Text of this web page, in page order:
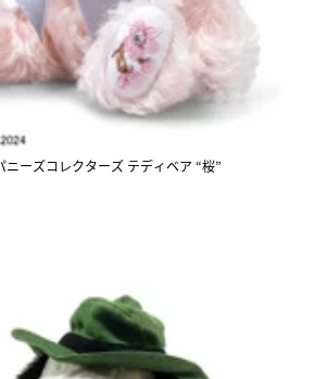
ーズコレクターズ テディベア “桜”